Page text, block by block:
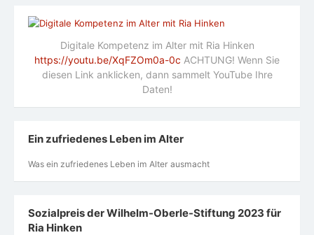
Digitale Kompetenz im Alter mit Ria Hinken
https://youtu.be/XqFZOm0a-0c ACHTUNG! Wenn Sie
diesen Link anklicken, dann sammelt YouTube Ihre
Daten!
Ein zufriedenes Leben im Alter
Was ein zufriedenes Leben im Alter ausmacht
Sozialpreis der Wilhelm-Oberle-Stiftung 2023 für
Ria Hinken